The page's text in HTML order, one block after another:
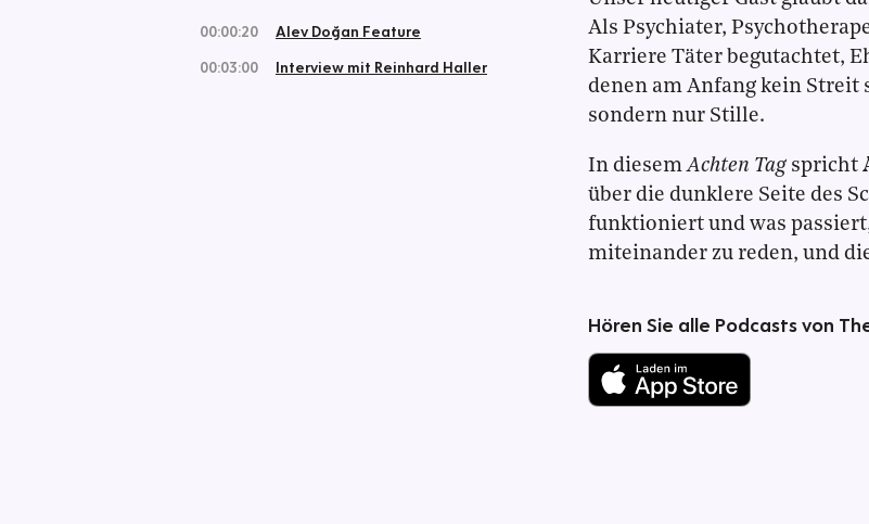
00:00:20
Alev Doğan Feature
00:03:00
Interview mit Reinhard Haller
Als Psychiater,
Karriere Täter begutachtet,
denen am Anfang kein
sondern nur Stille.
In diesemAchten Tag spricht
über die dunklere Seite des
funktioniert und was
miteinander zu reden, und
Hören Sie alle Podcasts von